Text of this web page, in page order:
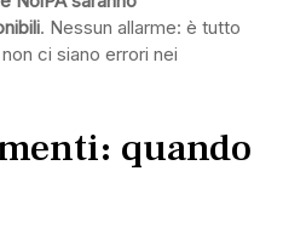
. Nessun allarme: è tutto
ci siano errori nei
quando